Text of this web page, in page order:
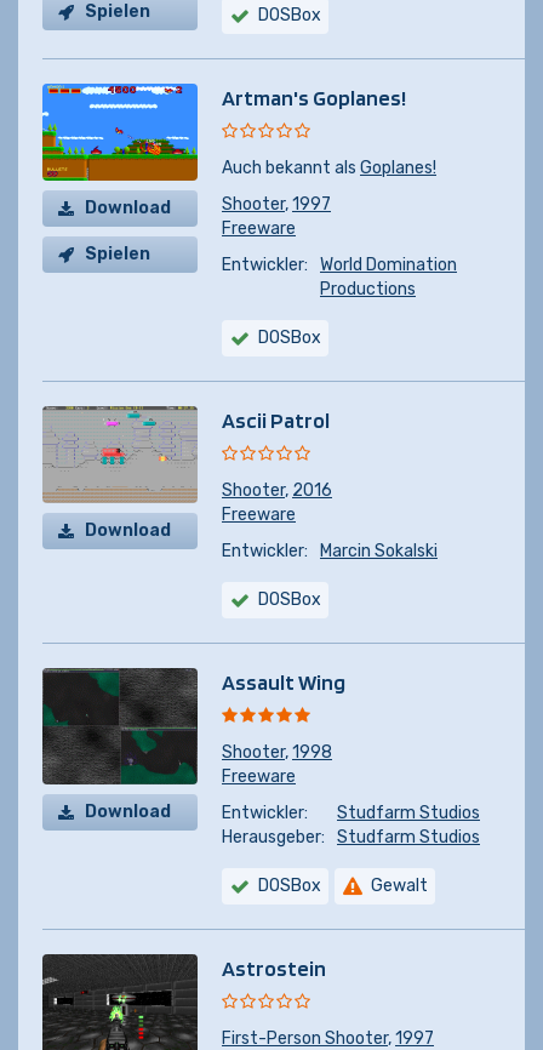
Spielen DOSBox
Download
Spielen
Artman's Goplanes!
Auch bekannt als Goplanes!
Shooter,1997
Freeware
Entwickler:
World Domination
Productions
DOSBox
Download
Ascii Patrol
Shooter, 2016
Freeware
Entwickler:
Marcin Sokalski
DOSBox
Download
Assault Wing
Shooter,1998
Freeware
Entwickler:
Studfarm Studios
Herausgeber:
Studfarm Studios
DOSBox Gewalt
Astrostein
First-Person Shooter,1997